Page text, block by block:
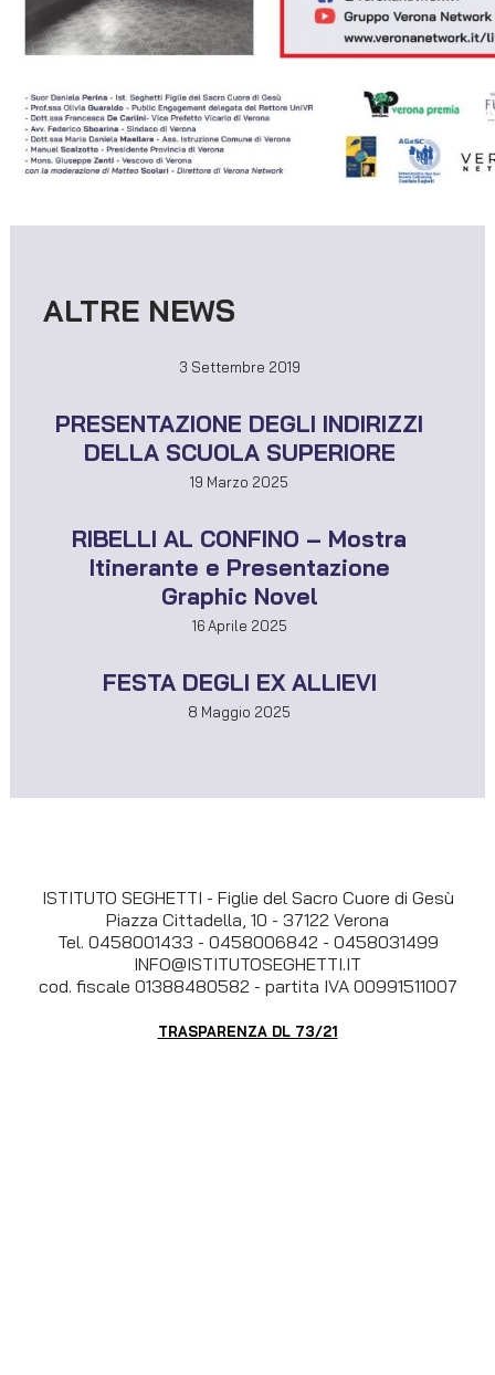
ALTRE NEWS
3 Settembre 2019
PRESENTAZIONE DEGLI INDIRIZZI
DELLA SCUOLA SUPERIORE
19 Marzo 2025
RIBELLI AL CONFINO – Mostra
Itinerante e Presentazione
Graphic Novel
16 Aprile 2025
FESTA DEGLI EX ALLIEVI
8 Maggio 2025
ISTITUTO SEGHETTI - Figlie del Sacro Cuore di Gesù
Piazza Cittadella, 10 - 37122 Verona
Tel. 0458001433 - 0458006842 - 0458031499
INFO@ISTITUTOSEGHETTI.IT
cod. fiscale 01388480582 - partita IVA 00991511007
TRASPARENZA DL 73/21